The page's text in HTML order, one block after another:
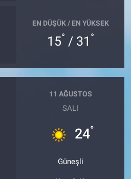
EN DÜŞÜK / EN YÜKSEK
15° / 31 °
11 AĞUSTOS
SALI
24°
Güneşli